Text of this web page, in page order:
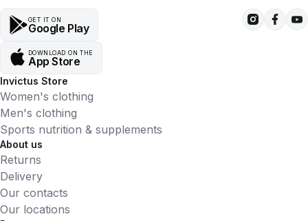
GET IT ON
Google Play
DOWNLOAD ON THE
App Store
Invictus Store
Women's clothing
Men's clothing
Sports nutrition & supplements
About us
Returns
Delivery
Our contacts
Our locations